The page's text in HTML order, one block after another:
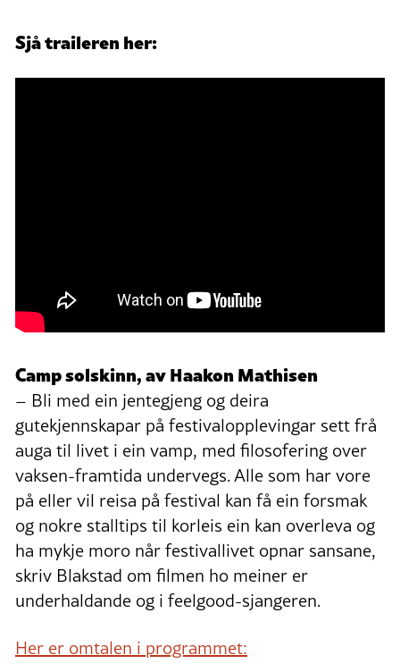
Sjå traileren her:
Camp solskinn, av Haakon Mathisen
– Bli med ein jentegjeng og deira
gutekjennskapar på festivalopplevingar sett frå
auga til livet i ein vamp, med filosofering over
vaksen-framtida undervegs. Alle som har vore
på eller vil reisa på festival kan få ein forsmak
og nokre stalltips til korleis ein kan overleva og
ha mykje moro når festivallivet opnar sansane,
skriv Blakstad om filmen ho meiner er
underhaldande og i feelgood-sjangeren.
Her er omtalen i programmet: